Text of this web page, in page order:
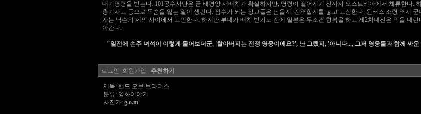
대기명령을 받는다. 101공수사단은 곧 태평양 재배치가 확실하지만, 명령이 떨어지기 전까지 오스트리아에서 체류한다.
총기사고 등으로 목숨을 잃는 일이 생긴다. 점수가 되는 장교들은 남을지, 전역할지를 놓고 고심한다. 윈터스 소령 역시
자는 닉슨의 제의 사이에서 고민한다. 하지만 부대가 배치 받기도 전에 일본은 무조건 항복을 하고 제2차대전은 막을 내
아간다.
"일전에 손주 녀석이 이렇게 물어보더군. '할아버지는 전쟁 영웅이에요?', 난 그랬지, '아니다..., 그저 영웅들과 함께 싸
로그인 회원가입 추천하기
제목: 밴드 오브 브라더스
분류: 영화이야기
사진가: g.o.m